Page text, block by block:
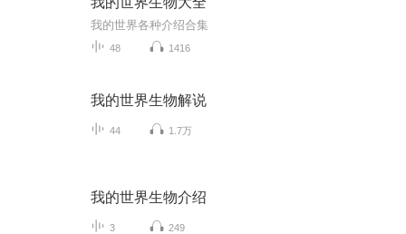
我的世界各种介绍合集
48 1416
我的世界生物解说
44 1.7万
我的世界生物介绍
3 249